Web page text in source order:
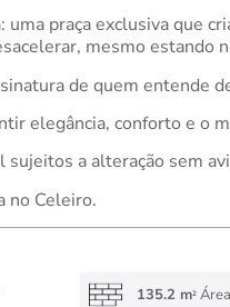
uma praça exclusiva que
mesmo estando
de quem entende
elegância, conforto e o
a alteração sem
no Celeiro.
135.2 m2